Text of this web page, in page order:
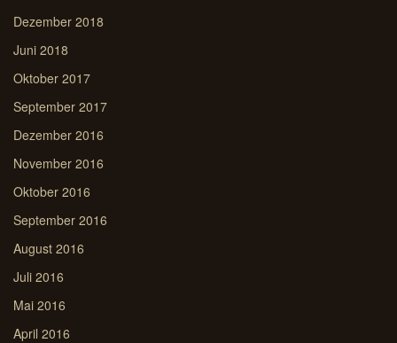
Dezember 2018
Juni 2018
Oktober 2017
September 2017
Dezember 2016
November 2016
Oktober 2016
September 2016
August 2016
Juli 2016
Mai 2016
April 2016